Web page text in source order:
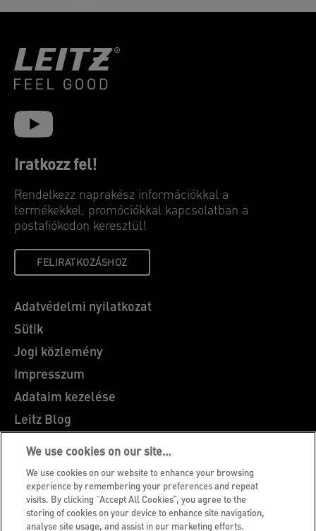
Iratkozz fel!
Rendelkezz naprakész információkkal a
termékekkel, promóciókkal kapcsolatban a
postafiókodon keresztül!
FELIRATKOZÁSHOZ
Adatvédelmi nyilatkozat
Sütik
Jogi közlemény
Impresszum
Adataim kezelése
Leitz Blog
Álláslehetőségek
Leitz EasyPrint
Ügyfélszolgálat
Csomagolás újrahasznosítási útmutató
We use cookies on our site…
We use cookies on our website to enhance your browsing
experience by remembering your preferences and repeat
visits. By clicking “Accept All Cookies”, you agree to the
storing of cookies on your device to enhance site navigation,
analyse site usage, and assist in our marketing efforts.